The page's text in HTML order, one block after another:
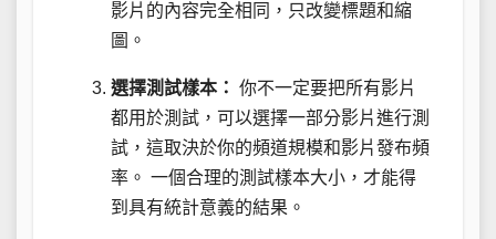
影片的內容完全相同，只改變標題和縮
圖。
選擇測試樣本： 你不一定要把所有影片
都用於測試，可以選擇一部分影片進行測
試，這取決於你的頻道規模和影片發布頻
率。 一個合理的測試樣本大小，才能得
到具有統計意義的結果。